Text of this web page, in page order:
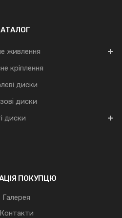
живлення
кріплення
диски
диски
диски
ПОКУПЦЮ
Галерея
Контакти